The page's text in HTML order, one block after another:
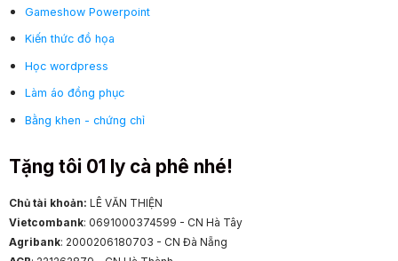
Gameshow Powerpoint
Kiến thức đồ họa
Học wordpress
Làm áo đồng phục
Bằng khen - chứng chỉ
Tặng tôi 01 ly cà phê nhé!
Chủ tài khoản: LÊ VĂN THIỆN
Vietcombank: 0691000374599 - CN Hà Tây
Agribank: 2000206180703 - CN Đà Nẵng